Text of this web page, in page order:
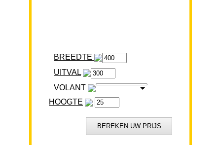
BREEDTE
VOLANT
HOOGTE